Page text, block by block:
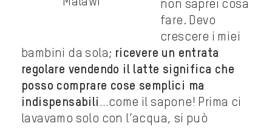
Malawi
non saprei cosa
fare. Devo
crescere i miei
bambini da sola; ricevere un entrata
regolare vendendo il latte significa che
posso comprare cose semplici ma
indispensabili …come il sapone! Prima ci
lavavamo solo con l’acqua, si può